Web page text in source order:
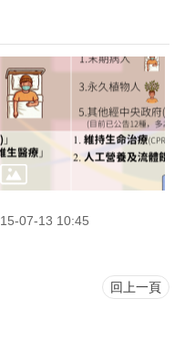
07-13 10:45
回上一頁